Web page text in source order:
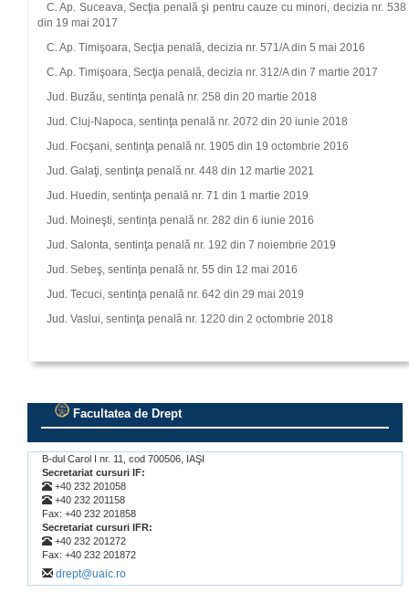
C. Ap. Suceava, Secţia penală şi pentru cauze cu minori, decizia nr. 538
din 19 mai 2017
C. Ap. Timişoara, Secţia penală, decizia nr. 571/A din 5 mai 2016
C. Ap. Timişoara, Secţia penală, decizia nr. 312/A din 7 martie 2017
Jud. Buzău, sentinţa penală nr. 258 din 20 martie 2018
Jud. Cluj‑Napoca, sentinţa penală nr. 2072 din 20 iunie 2018
Jud. Focşani, sentinţa penală nr. 1905 din 19 octombrie 2016
Jud. Galaţi, sentinţa penală nr. 448 din 12 martie 2021
Jud. Huedin, sentinţa penală nr. 71 din 1 martie 2019
Jud. Moineşti, sentinţa penală nr. 282 din 6 iunie 2016
Jud. Salonta, sentinţa penală nr. 192 din 7 noiembrie 2019
Jud. Sebeş, sentinţa penală nr. 55 din 12 mai 2016
Jud. Tecuci, sentinţa penală nr. 642 din 29 mai 2019
Jud. Vaslui, sentinţa penală nr. 1220 din 2 octombrie 2018
Facultatea de Drept
B-dul Carol I nr. 11, cod 700506, IAŞI
Secretariat cursuri IF:
+40 232 201058
+40 232 201158
Fax: +40 232 201858
Secretariat cursuri IFR:
+40 232 201272
Fax: +40 232 201872
drept@uaic.ro